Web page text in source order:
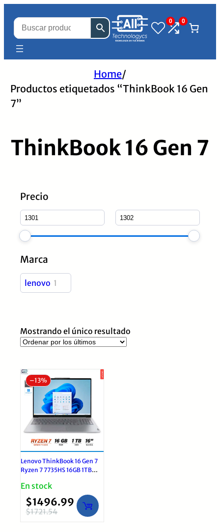
0 0
Home/
Productos etiquetados “ThinkBook 16 Gen
7”
ThinkBook 16 Gen 7
Precio
Marca
lenovo 1
Mostrando el único resultado
–13%
Lenovo ThinkBook 16 Gen 7
Ryzen 7 7735HS 16GB 1TB
En stock
$1721.54
$1496.99